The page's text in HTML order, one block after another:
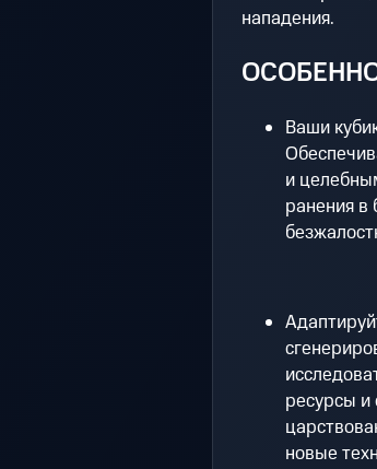
нападения.
Ваши
и
ранения
ресурсы и
новые